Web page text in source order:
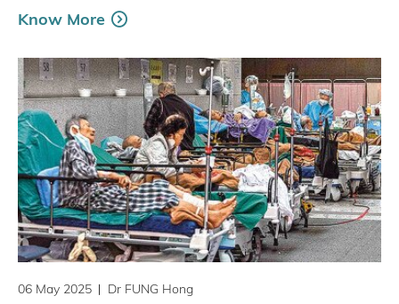
Know More
06 May 2025 Dr FUNG Hong